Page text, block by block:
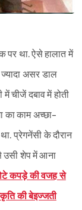
पर था. ऐसे हालात में
असर डाल
चीजें दबाव में होती
का काम अच्छा-
प्रेगनेंसी के दौरान
उसी शेप में आना
कपड़े की वजह से
की बेइज्जती